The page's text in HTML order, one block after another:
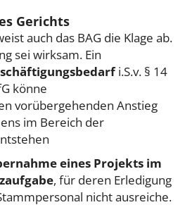
Gerichts
auch das BAG die Klage ab.
sei wirksam. Ein
i.S.v. § 14
könne
vorübergehenden Anstieg
im Bereich der
eines Projekts im
, für deren Erledigung
nicht ausreiche.